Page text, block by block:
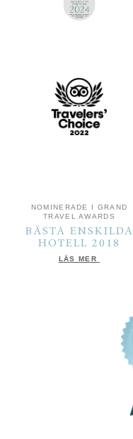
NOMINERADE I GRAND
TRAVEL AWARDS
BÄSTA ENSKILDA
HOTELL 2018
LÄS MER